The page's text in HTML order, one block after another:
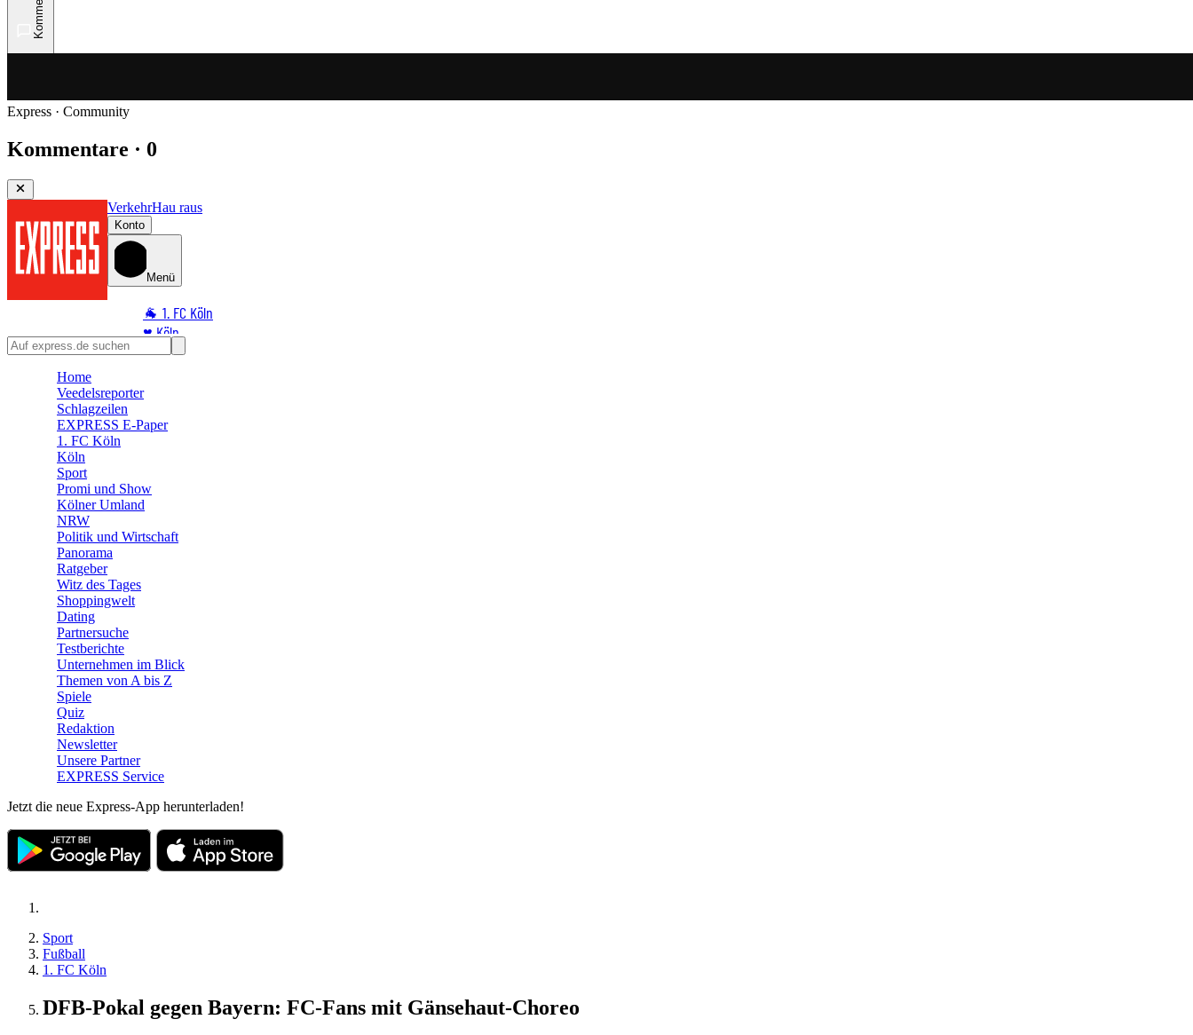
Express · Community
Kommentare · 0
VerkehrHau raus
Konto
Menü
🐐 1. FC Köln
♥️ Köln
⭐ Promi
🛒 Shoppingwelt
🧩 Spiele
Home
Veedelsreporter
Schlagzeilen
EXPRESS E-Paper
1. FC Köln
Köln
Sport
Promi und Show
Kölner Umland
NRW
Politik und Wirtschaft
Panorama
Ratgeber
Witz des Tages
Shoppingwelt
Dating
Partnersuche
Testberichte
Unternehmen im Blick
Themen von A bis Z
Spiele
Quiz
Redaktion
Newsletter
Unsere Partner
EXPRESS Service
Jetzt die neue Express-App herunterladen!
Sport
Fußball
1. FC Köln
DFB-Pokal gegen Bayern: FC-Fans mit Gänsehaut-Choreo